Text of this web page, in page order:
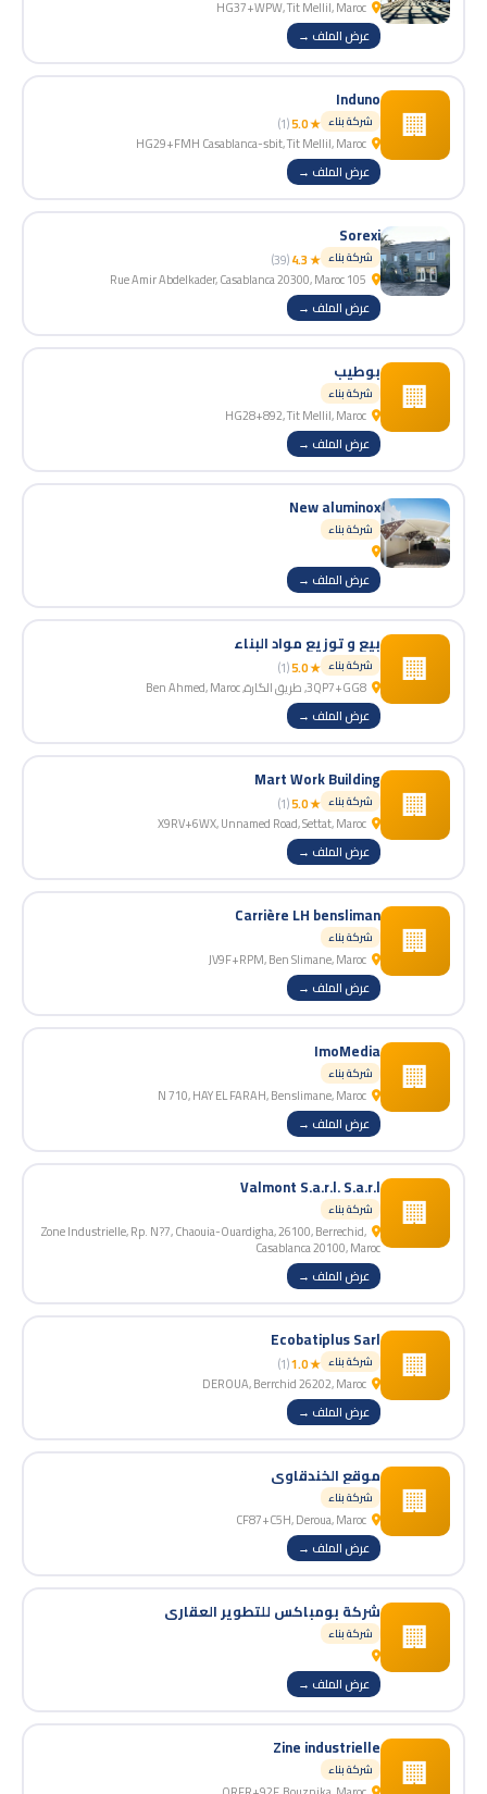
عرض الملف →
🏢
Induno
شركة بناء ★ 5.0
(1)
عرض الملف →
Sorexi
شركة بناء ★ 4.3
(39)
عرض الملف →
🏢 بوطيب
شركة بناء
عرض الملف →
New aluminox
شركة بناء
عرض الملف →
🏢 بيع و توزيع مواد البناء
شركة بناء ★ 5.0
(1)
عرض الملف →
🏢
Mart Work Building
شركة بناء ★ 5.0
(1)
عرض الملف →
🏢
Carrière LH bensliman
شركة بناء
عرض الملف →
🏢
ImoMedia
شركة بناء
عرض الملف →
🏢
Valmont S.a.r.l. S.a.r.l
شركة بناء
Zone Industrielle, Rp. N?7, Chaouia-Ouardigha, 26100, Berrechid,
Casablanca 20100, Maroc
عرض الملف →
🏢
Ecobatiplus Sarl
شركة بناء ★ 1.0
(1)
عرض الملف →
🏢 موقع الخندقاوي
شركة بناء
عرض الملف →
🏢 شركة بومباكس للتطوير العقاري
شركة بناء
عرض الملف →
🏢
Zine industrielle
شركة بناء